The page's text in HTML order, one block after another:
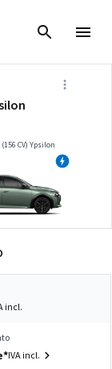
CV) Ypsilon
incl.
IVA incl.